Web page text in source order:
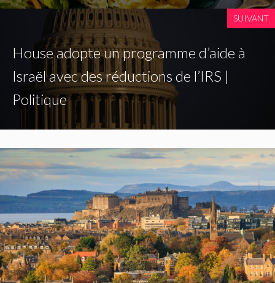
SUIVANT
House adopte un programme d’aide à
Israël avec des réductions de l’IRS |
Politique